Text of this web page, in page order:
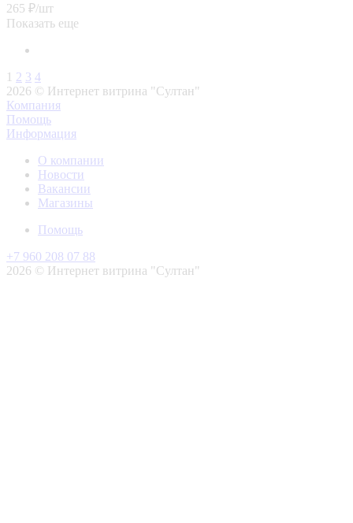
265 ₽/шт
Показать еще
1 2 3 4
2026 © Интернет витрина "Султан"
Компания
Помощь
Информация
О компании
Новости
Вакансии
Магазины
Помощь
+7 960 208 07 88
2026 © Интернет витрина "Султан"